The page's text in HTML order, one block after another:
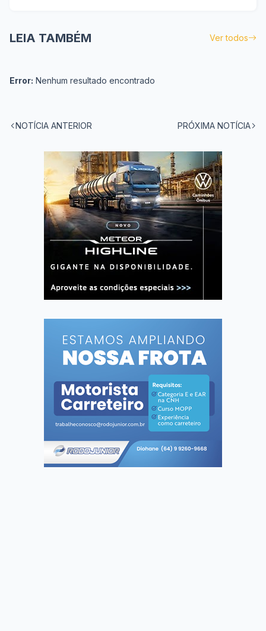
LEIA TAMBÉM Ver todos
Error: Nenhum resultado encontrado
NOTÍCIA ANTERIOR PRÓXIMA NOTÍCIA